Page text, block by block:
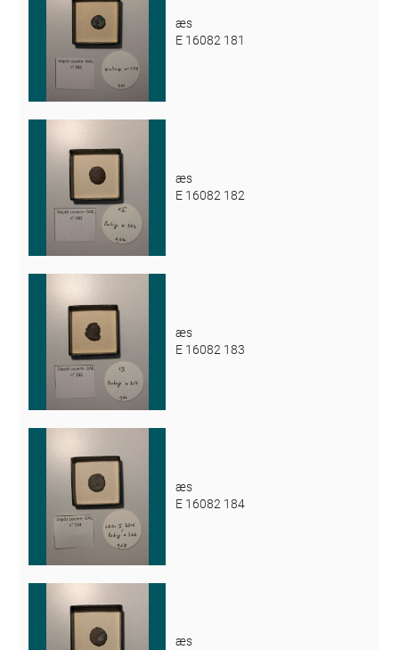
æs
E 16082 181
æs
E 16082 182
æs
E 16082 183
æs
E 16082 184
æs